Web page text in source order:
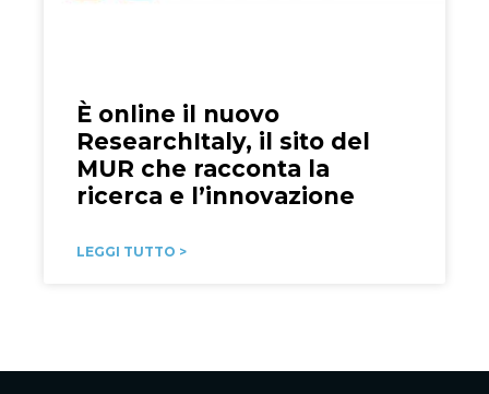
È online il nuovo
ResearchItaly, il sito del
MUR che racconta la
ricerca e l’innovazione
LEGGI TUTTO >